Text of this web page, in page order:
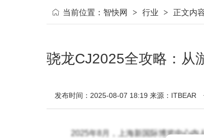
当前位置： 智快网 > 行业 > 正文内
骁龙CJ2025全攻略：从
发布时间：2025-08-07 18:19 来源：ITBEAR
2025年8月，上海新国际博览中心内